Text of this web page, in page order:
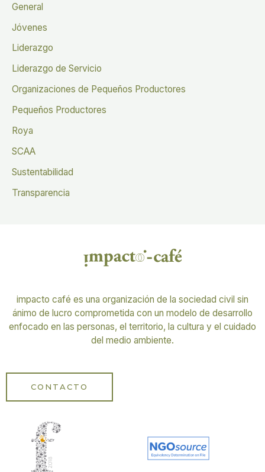
General
Jóvenes
Liderazgo
Liderazgo de Servicio
Organizaciones de Pequeños Productores
Pequeños Productores
Roya
SCAA
Sustentabilidad
Transparencia
impacto café es una organización de la sociedad civil sin
ánimo de lucro comprometida con un modelo de desarrollo
enfocado en las personas, el territorio, la cultura y el cuidado
del medio ambiente.
CONTACTO